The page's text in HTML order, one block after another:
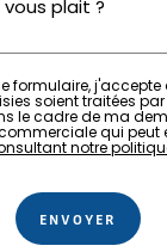
formulaire, j'accepte
soient traitées par
le cadre de ma
qui peut
notre